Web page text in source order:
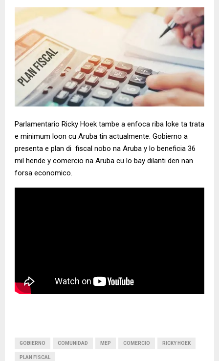
Parlamentario Ricky Hoek tambe a enfoca riba loke ta trata
e minimum loon cu Aruba tin actualmente. Gobierno a
presenta e plan di fiscal nobo na Aruba y lo beneficia 36
mil hende y comercio na Aruba cu lo bay dilanti den nan
forsa economico.
GOBIERNO COMUNIDAD MEP COMERCIO RICKY HOEK
PLAN FISCAL